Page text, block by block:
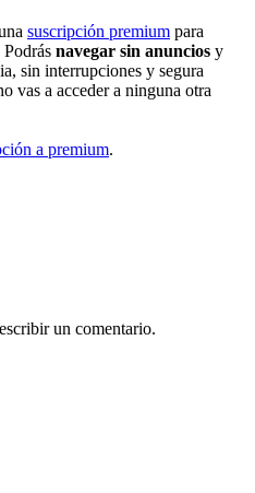
suscripción premium para
navegar sin anuncios y
sin interrupciones y segura
vas a acceder a ninguna otra
a premium.
un comentario.